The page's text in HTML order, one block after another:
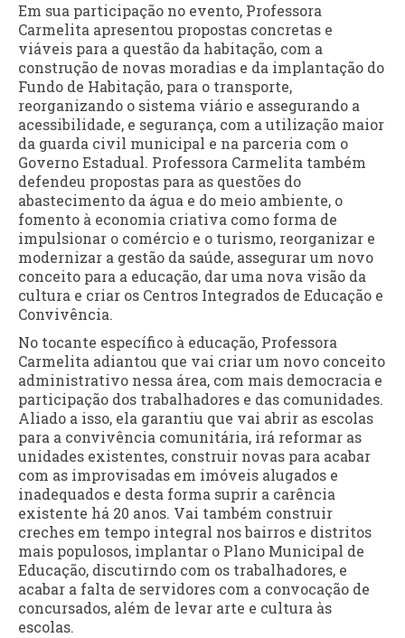
Em sua participação no evento, Professora
Carmelita apresentou propostas concretas e
viáveis para a questão da habitação, com a
construção de novas moradias e da implantação do
Fundo de Habitação, para o transporte,
reorganizando o sistema viário e assegurando a
acessibilidade, e segurança, com a utilização maior
da guarda civil municipal e na parceria com o
Governo Estadual. Professora Carmelita também
defendeu propostas para as questões do
abastecimento da água e do meio ambiente, o
fomento à economia criativa como forma de
impulsionar o comércio e o turismo, reorganizar e
modernizar a gestão da saúde, assegurar um novo
conceito para a educação, dar uma nova visão da
cultura e criar os Centros Integrados de Educação e
Convivência.
No tocante específico à educação, Professora
Carmelita adiantou que vai criar um novo conceito
administrativo nessa área, com mais democracia e
participação dos trabalhadores e das comunidades.
Aliado a isso, ela garantiu que vai abrir as escolas
para a convivência comunitária, irá reformar as
unidades existentes, construir novas para acabar
com as improvisadas em imóveis alugados e
inadequados e desta forma suprir a carência
existente há 20 anos. Vai também construir
creches em tempo integral nos bairros e distritos
mais populosos, implantar o Plano Municipal de
Educação, discutirndo com os trabalhadores, e
acabar a falta de servidores com a convocação de
concursados, além de levar arte e cultura às
escolas.